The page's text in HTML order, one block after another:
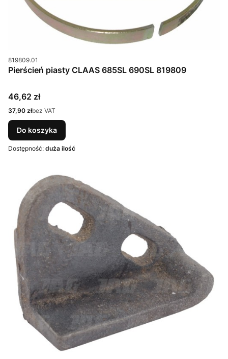
Kod produktu
819809.01
Pierścień piasty CLAAS 685SL 690SL 819809
Cena
46,62 zł
Cena
37,90 złbez VAT
Do koszyka
Dostępność: duża ilość